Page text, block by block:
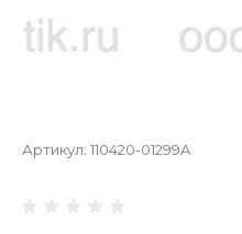
Артикул: 110420-01299A